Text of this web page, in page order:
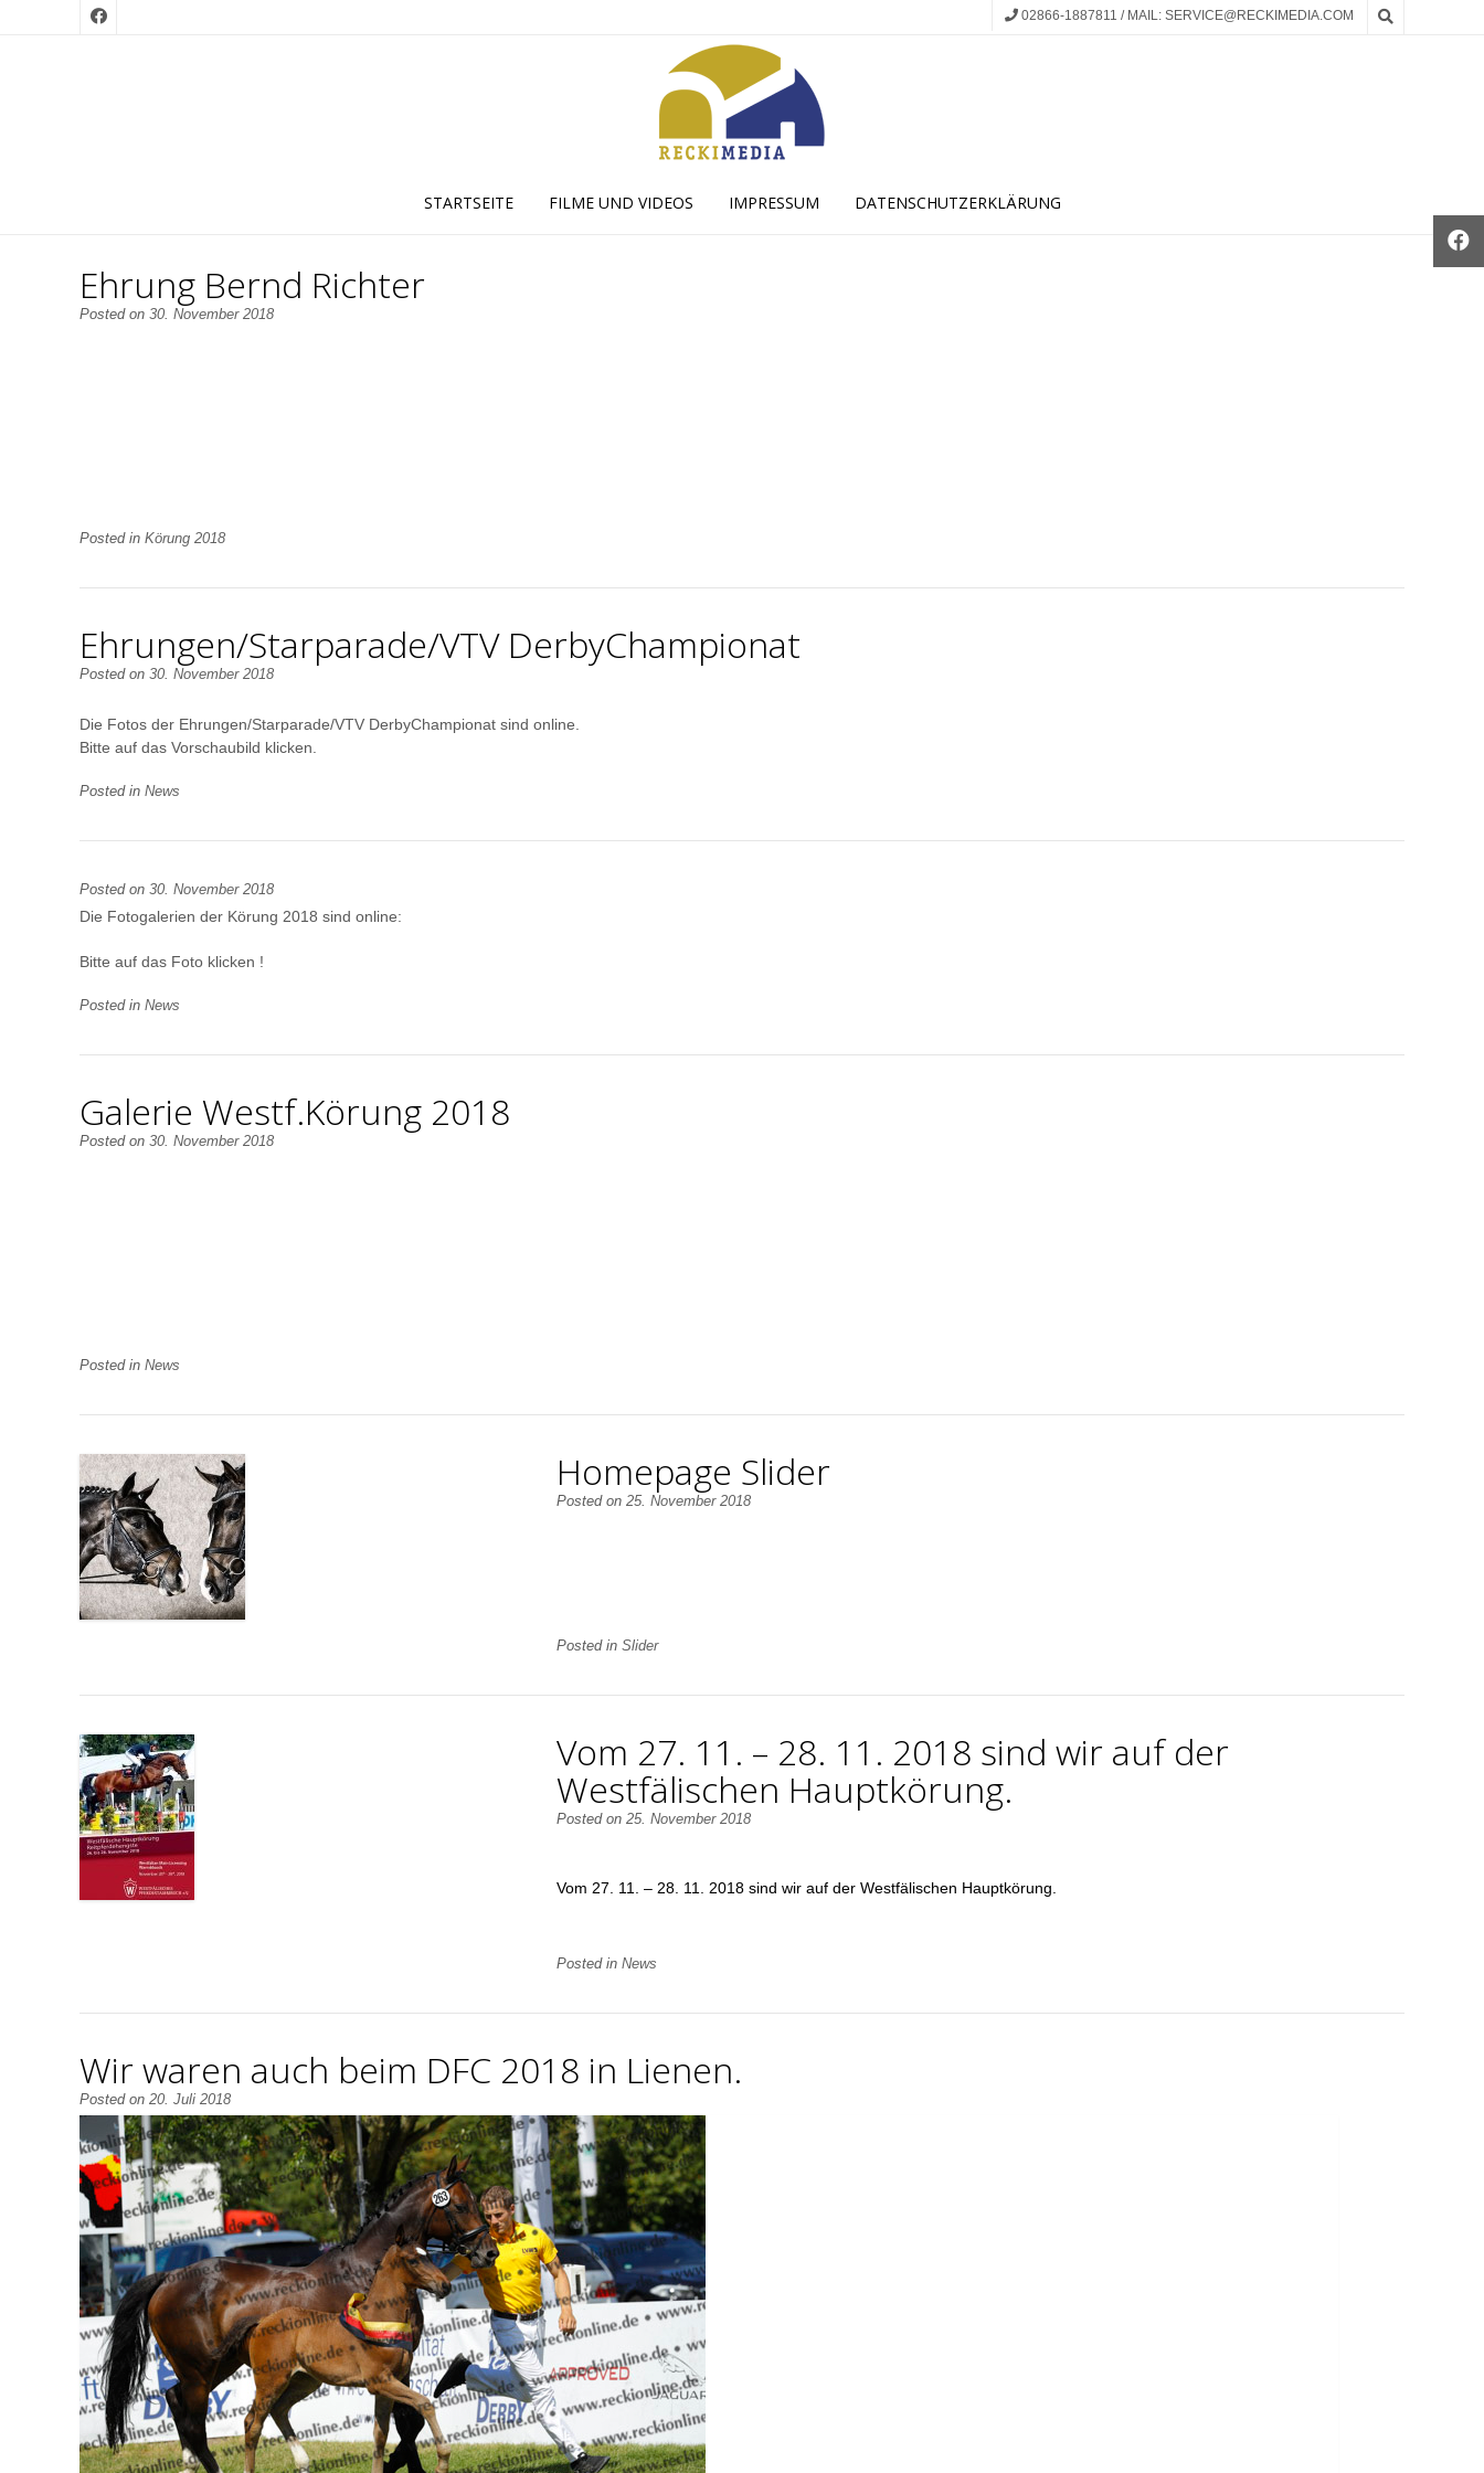
02866-1887811 / MAIL: SERVICE@RECKIMEDIA.COM
STARTSEITE FILME UND VIDEOS IMPRESSUM DATENSCHUTZERKLÄRUNG
Ehrung Bernd Richter
Posted on 30. November 2018
Posted in Körung 2018
Ehrungen/Starparade/VTV DerbyChampionat
Posted on 30. November 2018
Die Fotos der Ehrungen/Starparade/VTV DerbyChampionat sind online.
Bitte auf das Vorschaubild klicken.
Posted in News
Posted on 30. November 2018
Die Fotogalerien der Körung 2018 sind online:
Bitte auf das Foto klicken !
Posted in News
Galerie Westf.Körung 2018
Posted on 30. November 2018
Posted in News
Homepage Slider
Posted on 25. November 2018
Posted in Slider
Vom 27. 11. – 28. 11. 2018 sind wir auf der
Westfälischen Hauptkörung.
Posted on 25. November 2018
Vom 27. 11. – 28. 11. 2018 sind wir auf der Westfälischen Hauptkörung.
Posted in News
Wir waren auch beim DFC 2018 in Lienen.
Posted on 20. Juli 2018